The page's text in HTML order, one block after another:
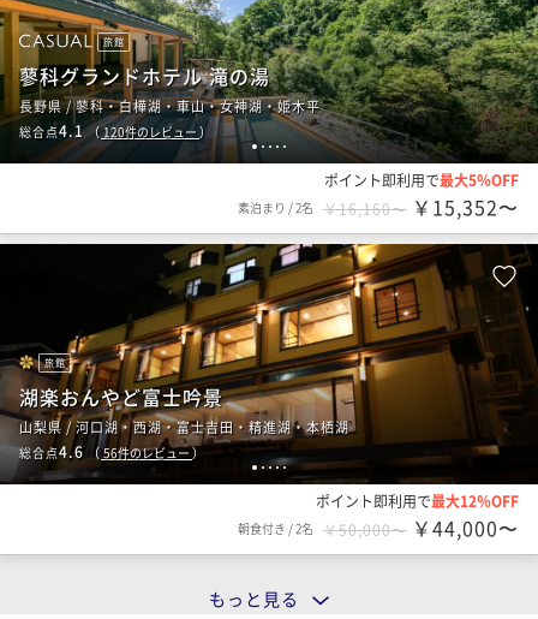
123 4 5
旅館
蓼科グランドホテル 滝の湯
長野県 / 蓼科・白樺湖・車山・女神湖・姫木平
総合点4.1（120件のレビュー ）
ポイント即利用で最大5％OFF
素泊まり /2名 ￥16,160〜 ￥15,352〜
1 2345
旅館
湖楽おんやど富士吟景
山梨県 / 河口湖・西湖・富士吉田・精進湖・本栖湖
総合点4.6 （56件のレビュー）
ポイント即利用で最大12％OFF
朝食付き /2名 ￥50,000〜 ￥44,000〜
もっと見る